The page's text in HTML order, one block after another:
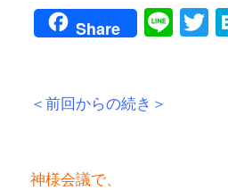
Share Line
＜前回からの続き＞
神様会議で、